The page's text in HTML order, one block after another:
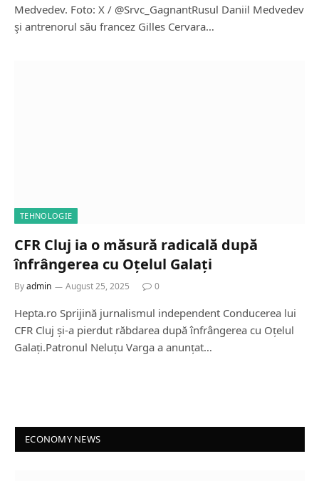
Medvedev. Foto: X / @Srvc_GagnantRusul Daniil Medvedev
şi antrenorul său francez Gilles Cervara…
TEHNOLOGIE
CFR Cluj ia o măsură radicală după
înfrângerea cu Oțelul Galați
Byadmin August 25, 2025 0
Hepta.ro Sprijină jurnalismul independent Conducerea lui
CFR Cluj și-a pierdut răbdarea după înfrângerea cu Oțelul
Galați.Patronul Neluțu Varga a anunțat…
ECONOMY NEWS